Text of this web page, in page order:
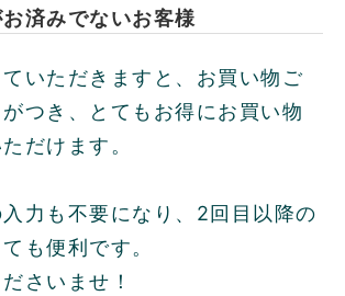
済みでないお客様
いただきますと、お買い物ご
つき、とてもお得にお買い物
だけます。
力も不要になり、2回目以降の
も便利です。
さいませ！